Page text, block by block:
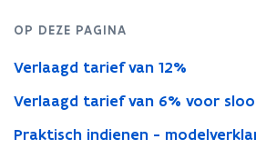
Verlaagd
tarief
OP DEZE PAGINA
Verlaagd tarief van 12%
Verlaagd tarief van 6% voor
Praktisch indienen -